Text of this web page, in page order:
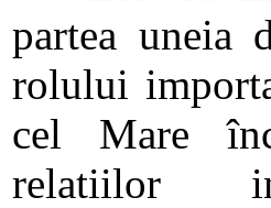
partea uneia
rolului
cel Mare
relatiilor